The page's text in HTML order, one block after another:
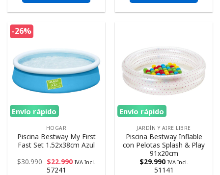
-26%
Envío rápido
HOGAR
Piscina Bestway My First
Fast Set 1.52x38cm Azul
$30.990 $22.990 IVA Incl.
57241
Envío rápido
JARDÍN Y AIRE LIBRE
Piscina Bestway Inflable
con Pelotas Splash & Play
91x20cm
$29.990 IVA Incl.
51141